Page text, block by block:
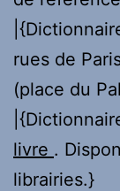
rues de
(place du
livre .
librairies.}